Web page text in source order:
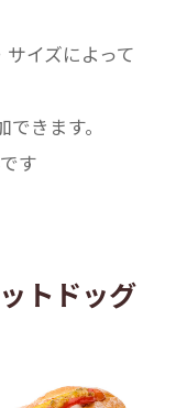
イズによって
きます。
す
トドッグ